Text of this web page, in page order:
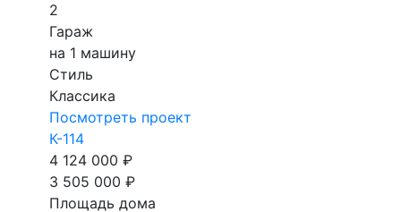
2
Гараж
на 1 машину
Стиль
Классика
Посмотреть проект
К-114
4 124 000 ₽
3 505 000 ₽
Площадь дома